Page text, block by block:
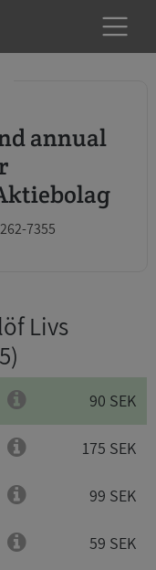
7355
Livs
90 SEK
175 SEK
99 SEK
59 SEK